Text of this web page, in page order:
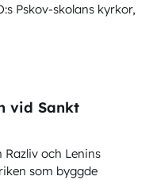
Pskov-skolans kyrkor,
vid Sankt
och Lenins
som byggde